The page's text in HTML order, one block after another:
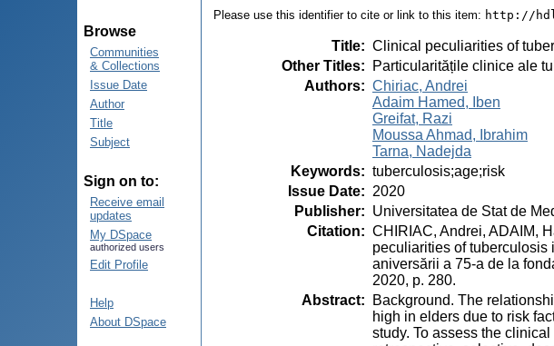
Browse
Communities
& Collections
Issue Date
Author
Title
Subject
Sign on to:
Receive email
updates
My DSpace
authorized users
Edit Profile
Help
About DSpace
Please use this identifier to cite or link to this item: http://
Title: Clinical peculiarities of
Other Titles:
Particularitățile clinice ale
Authors: Chiriac, Andrei
Adaim Hamed, Iben
Greifat, Razi
Moussa Ahmad, Ibrahim
Tarna, Nadejda
Keywords: tuberculosis;age;risk
Issue Date: 2020
Publisher: Universitatea de Stat de
Citation: CHIRIAC, Andrei, ADAIM,
peculiarities of
aniversării a 75-a de la
2020, p. 280.
Abstract:
Background. The
high in elders due to risk
study. To assess the